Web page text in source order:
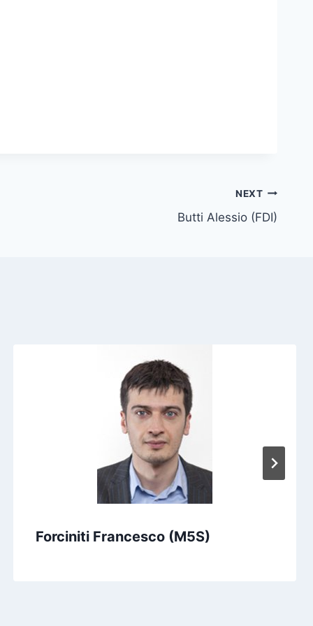
NEXT
Butti Alessio (FDI)
Forciniti Francesco (M5S)